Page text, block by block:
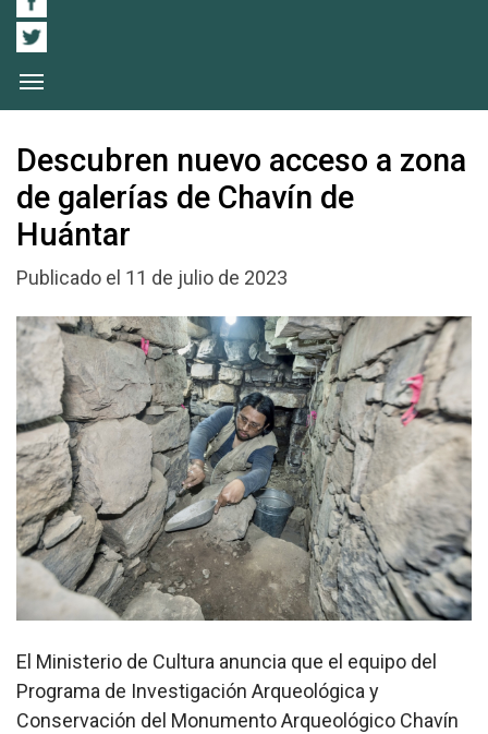
Descubren nuevo acceso a zona
de galerías de Chavín de
Huántar
Publicado el 11 de julio de 2023
El Ministerio de Cultura anuncia que el equipo del
Programa de Investigación Arqueológica y
Conservación del Monumento Arqueológico Chavín